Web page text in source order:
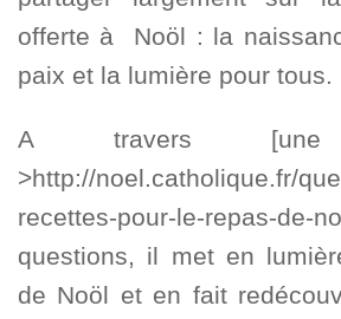
offerte à Noöl : la
paix et la lumière pour tous.
A travers [une
>http://noel.catholique.fr/
recettes-pour-le-
questions, il met en
de Noöl et en fait